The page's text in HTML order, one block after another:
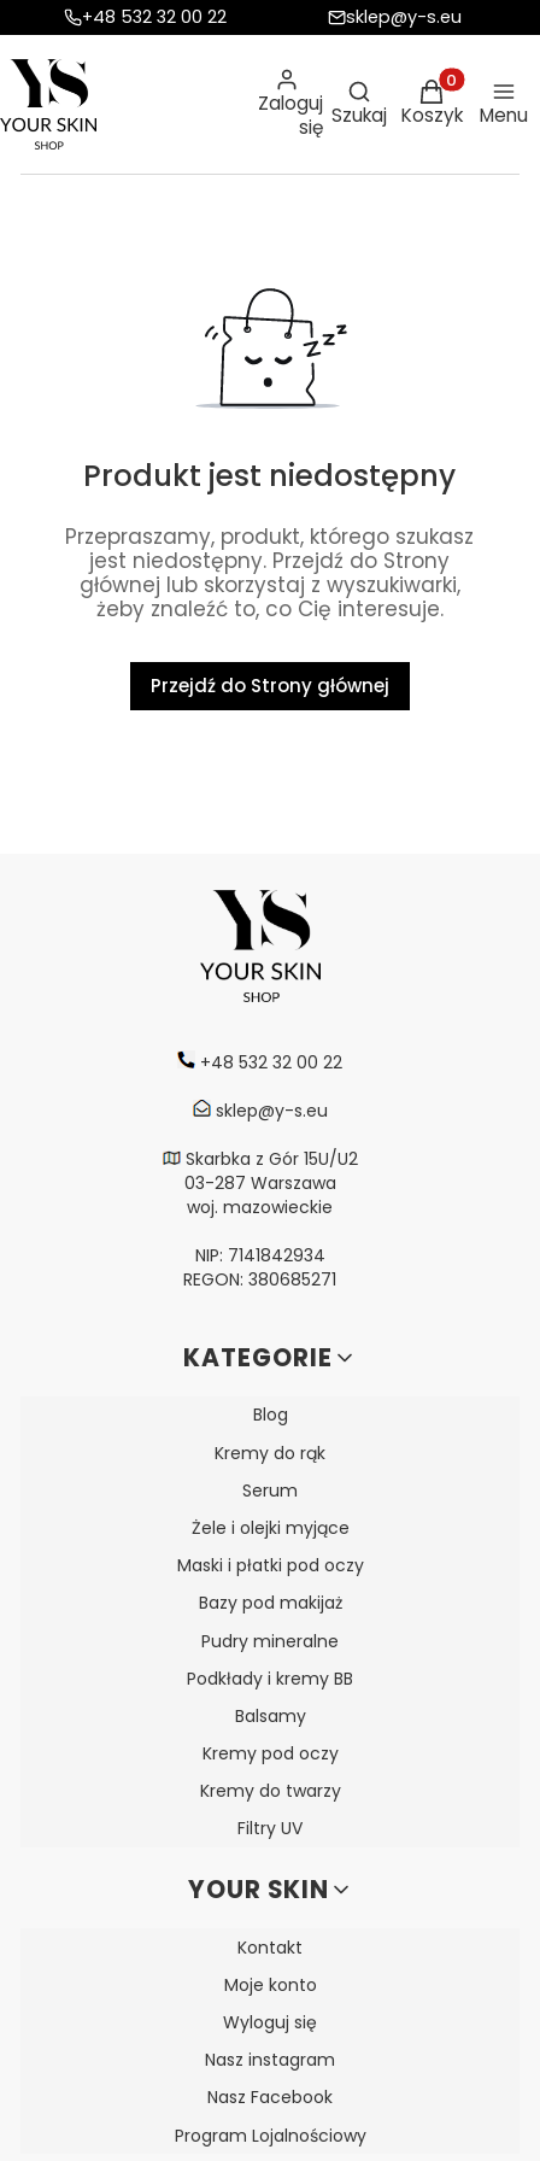
+48 532 32 00 22 sklep@y-s.eu
Zaloguj
się
Otwórz
Szukaj
Produkty w
Koszyk Menu
Produkt jest niedostępny
Przepraszamy, produkt, którego szukasz
jest niedostępny. Przejdź do Strony
głównej lub skorzystaj z wyszukiwarki,
żeby znaleźć to, co Cię interesuje.
Przejdź do Strony głównej
+48 532 32 00 22
sklep@y-s.eu
Skarbka z Gór 15U/U2
03-287 Warszawa
woj. mazowieckie
NIP: 7141842934
REGON: 380685271
Linki w stopceKATEGORIE
Blog
Kremy do rąk
Serum
Żele i olejki myjące
Maski i płatki pod oczy
Bazy pod makijaż
Pudry mineralne
Podkłady i kremy BB
Balsamy
Kremy pod oczy
Kremy do twarzy
Filtry UV
YOUR SKIN
Kontakt
Moje konto
Wyloguj się
Nasz instagram
Nasz Facebook
Program Lojalnościowy